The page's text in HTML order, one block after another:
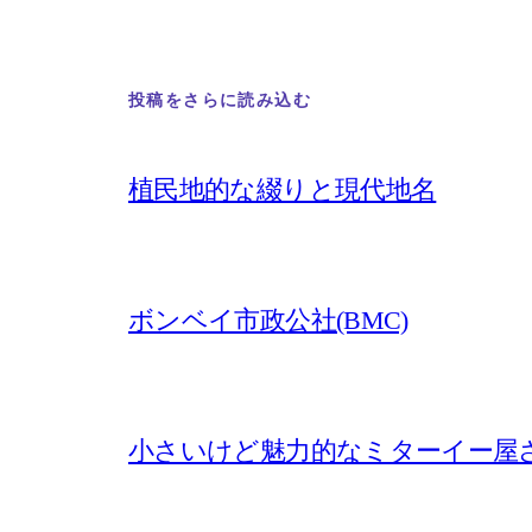
投稿をさらに読み込む
植民地的な綴りと現代地名
ボンベイ市政公社(BMC)
小さいけど魅力的なミターイー屋